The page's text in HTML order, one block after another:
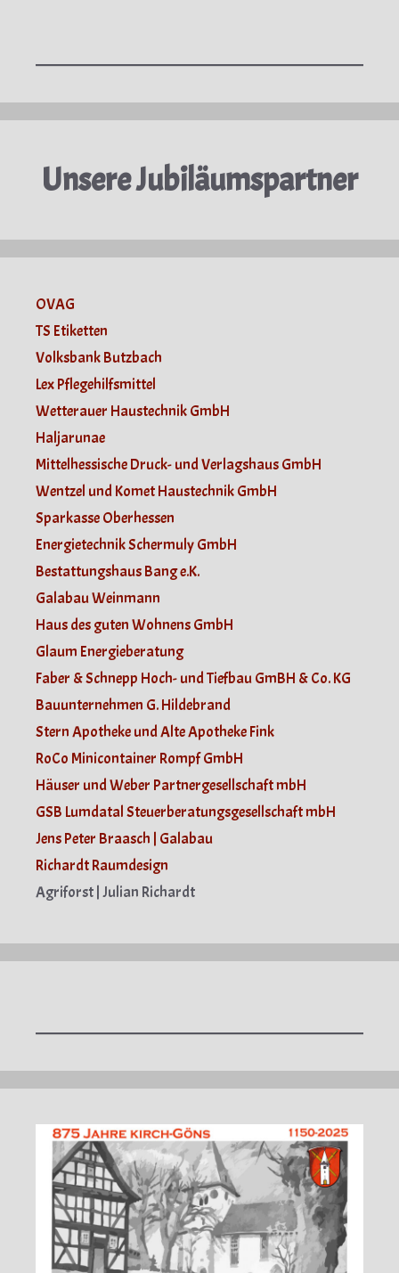
Unsere Jubiläumspartner
OVAG
TS Etiketten
Volksbank Butzbach
Lex Pflegehilfsmittel
Wetterauer Haustechnik GmbH
Haljarunae
Mittelhessische Druck- und Verlagshaus GmbH
Wentzel und Komet Haustechnik GmbH
Sparkasse Oberhessen
Energietechnik Schermuly GmbH
Bestattungshaus Bang e.K.
Galabau Weinmann
Haus des guten Wohnens GmbH
Glaum Energieberatung
Faber & Schnepp Hoch- und Tiefbau GmBH & Co. KG
Bauunternehmen G. Hildebrand
Stern Apotheke und Alte Apotheke Fink
RoCo Minicontainer Rompf GmbH
Häuser und Weber Partnergesellschaft mbH
GSB Lumdatal Steuerberatungsgesellschaft mbH
Jens Peter Braasch | Galabau
Richardt Raumdesign
Agriforst | Julian Richardt